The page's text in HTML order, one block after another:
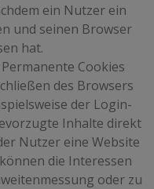
ein Nutzer ein
und seinen Browser
hat.
Permanente Cookies
des Browsers
der Login-
Inhalte direkt
Nutzer eine Website
die Interessen
oder zu